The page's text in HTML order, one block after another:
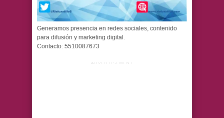
Generamos presencia en redes sociales, contenido
para difusión y marketing digital.
Contacto: 5510087673
ADVERTISEMENT